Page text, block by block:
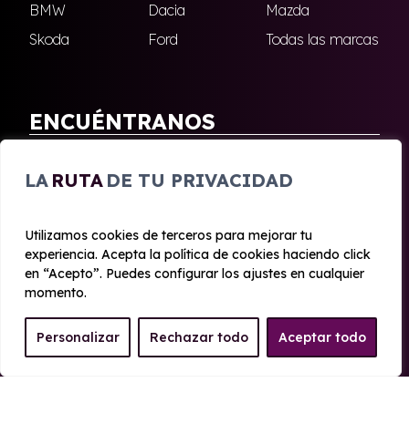
LA RUTA DE TU PRIVACIDAD
Utilizamos cookies de terceros para mejorar tu
experiencia. Acepta la política de cookies haciendo click
en “Acepto”. Puedes configurar los ajustes en cualquier
momento.
Personalizar Rechazar todo Aceptar todo
BMW
Dacia
Mazda
Skoda
Ford Todas las marcas
ENCUÉNTRANOS
Marbella
Nerja
© 2020 - 2026 Malagueta Renting
Aviso legal y Privacidad